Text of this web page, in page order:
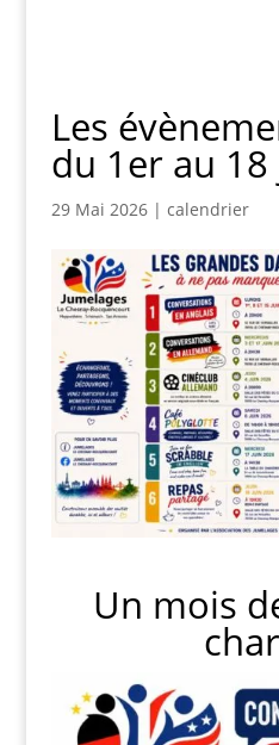
Les
du 1er au
29 Mai 2026| calendrier
Un mois